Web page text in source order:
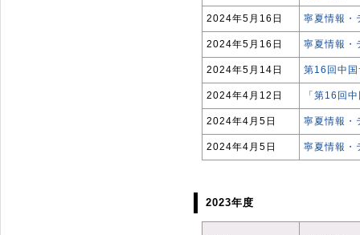
2024年5月16日 寧夏情報・
2024年5月16日 寧夏情報・
2024年5月14日 第16回中
2024年4月12日 「第16回
2024年4月5日 寧夏情報・
2024年4月5日 寧夏情報・
2023年度